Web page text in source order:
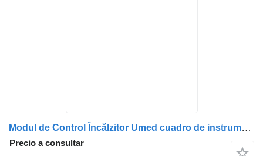
Modul de Control Încălzitor Umed cuadro de instrumentos para Spheros Volvo camión
Precio a consultar